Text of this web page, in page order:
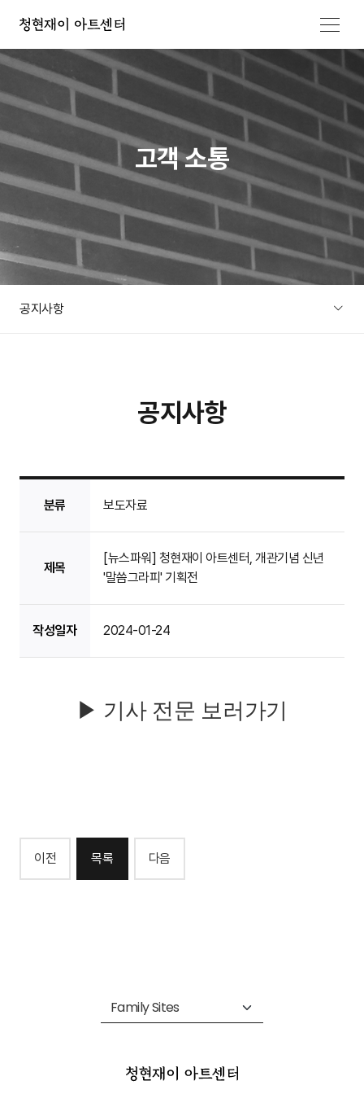
메뉴 열기
고객 소통
공지사항
공지사항
분류 보도자료
제목
[뉴스파워] 청현재이 아트센터, 개관기념 신년
'말씀그라피' 기획전
작성일자 2024-01-24
▶ 기사 전문 보러가기
이전 목록 다음